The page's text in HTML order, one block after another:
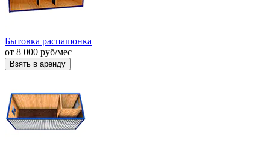
Бытовка распашонка
от 8 000 руб/мес
Взять в аренду